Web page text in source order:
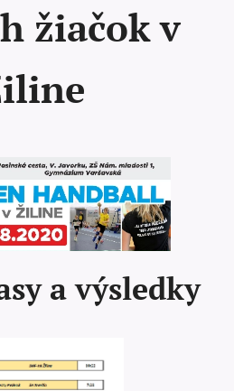
žiačok v
a výsledky